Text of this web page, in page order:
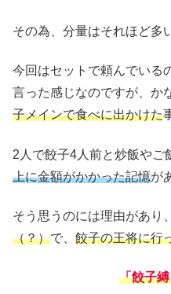
その為、分量はそれほど多
今回はセットで頼んでいる
言った感じなのですが、か
子メインで食べに出かけた
2人で餃子4人前と炒飯やご
上に金額がかかった記憶が
そう思うのには理由があり、
（？）で、 餃子の王将に行
「餃子